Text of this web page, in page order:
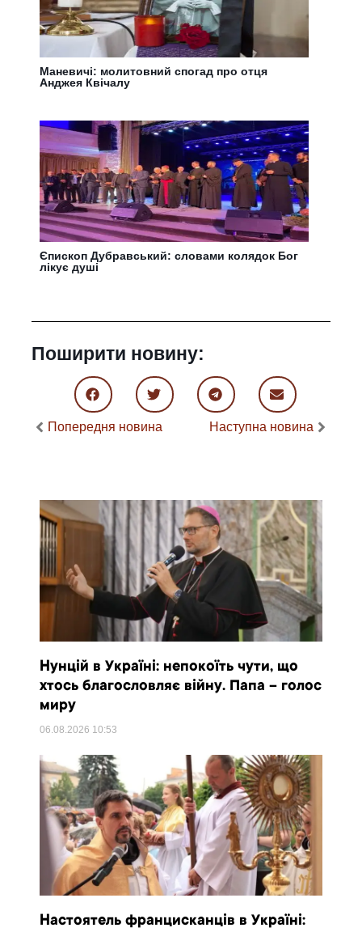
Маневичі: молитовний спогад про отця
Анджея Квічалу
Єпископ Дубравський: словами колядок Бог
лікує душі
Поширити новину:
Попередня новина Наступна новина
Нунцій в Україні: непокоїть чути, що
хтось благословляє війну. Папа – голос
миру
06.08.2026 10:53
Настоятель францисканців в Україні: